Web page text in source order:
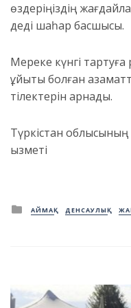
өздеріңіздің
деді шаһар басшысы.
Мереке күнгі тартуға
ұйытқы болған
тілектерін арнады.
Түркістан
қызметі
Posted
in
АЙМАҚ ДЕНСАУЛЫҚ